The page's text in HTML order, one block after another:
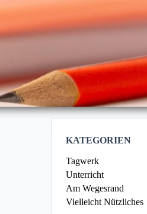
KATE­GO­RIEN
Tagwerk
Unterricht
Am Wegesrand
Vielleicht Nützliches